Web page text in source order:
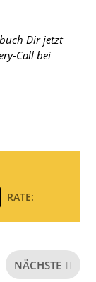
Dir jetzt
Call bei
RATE:
NÄCHSTE